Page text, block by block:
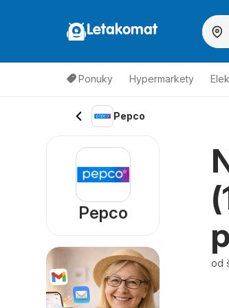
Letakomat
Ponuky Hypermarkety
Pepco
od
Pepco